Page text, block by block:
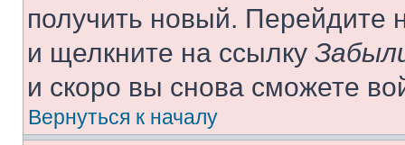
получить новый. Перейдите
и щелкните на ссылку
и скоро вы снова сможете
Вернуться к началу